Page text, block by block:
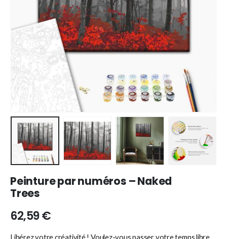
Peinture par numéros – Naked
Trees
62,59€
Libérez votre créativité ! Voulez-vous passer votre temps libre